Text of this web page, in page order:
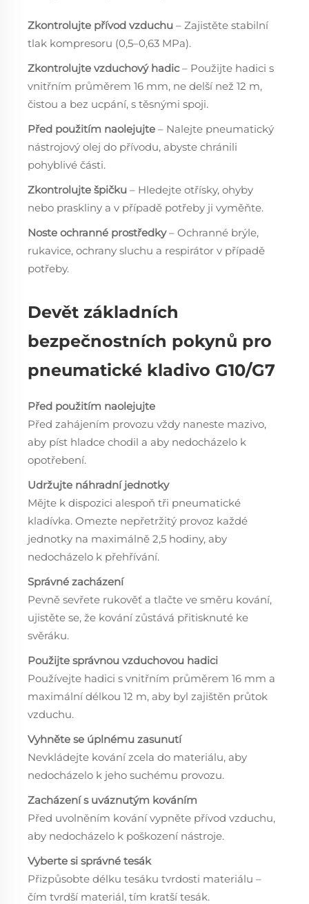
Zkontrolujte přívod vzduchu – Zajistěte stabilní
tlak kompresoru (0,5–0,63 MPa).
Zkontrolujte vzduchový hadic– Použijte hadici s
vnitřním průměrem 16 mm, ne delší než 12 m,
čistou a bez ucpání, s těsnými spoji.
Před použitím naolejujte – Nalejte pneumatický
nástrojový olej do přívodu, abyste chránili
pohyblivé části.
Zkontrolujte špičku – Hledejte otřísky, ohyby
nebo praskliny a v případě potřeby ji vyměňte.
Noste ochranné prostředky– Ochranné brýle,
rukavice, ochrany sluchu a respirátor v případě
potřeby.
Devět základních
bezpečnostních pokynů pro
pneumatické kladivo G10/G7
Před použitím naolejujte
Před zahájením provozu vždy naneste mazivo,
aby píst hladce chodil a aby nedocházelo k
opotřebení.
Udržujte náhradní jednotky
Mějte k dispozici alespoň tři pneumatické
kladívka. Omezte nepřetržitý provoz každé
jednotky na maximálně 2,5 hodiny, aby
nedocházelo k přehřívání.
Správné zacházení
Pevně sevřete rukověť a tlačte ve směru kování,
ujistěte se, že kování zůstává přitisknuté ke
svěráku.
Použijte správnou vzduchovou hadici
Používejte hadici s vnitřním průměrem 16 mm a
maximální délkou 12 m, aby byl zajištěn průtok
vzduchu.
Vyhněte se úplnému zasunutí
Nevkládejte kování zcela do materiálu, aby
nedocházelo k jeho suchému provozu.
Zacházení s uváznutým kováním
Před uvolněním kování vypněte přívod vzduchu,
aby nedocházelo k poškození nástroje.
Vyberte si správné tesák
Přizpůsobte délku tesáku tvrdosti materiálu –
čím tvrdší materiál, tím kratší tesák.